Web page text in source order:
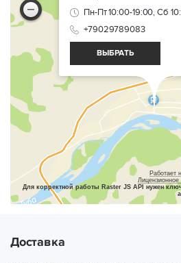
Пн-Пт 10:00-19:00, Сб
+79029789083
ВЫБРАТЬ
Работает
Лицензионное
Для корректной работы Raster JS API нужен
Доставка